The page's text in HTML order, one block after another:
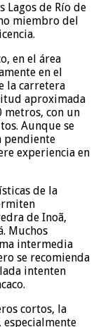
Lagos de Río de
miembro del
en el área
en el
la carretera
aproximada
metros, con un
Aunque se
pendiente
experiencia en
de la
de Inoã,
Muchos
intermedia
se recomienda
intenten
cortos, la
especialmente